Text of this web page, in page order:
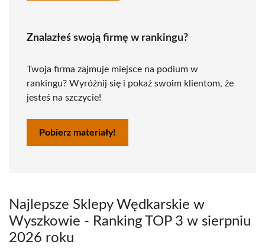
Znalazłeś swoją firmę w rankingu?
Twoja firma zajmuje miejsce na podium w
rankingu? Wyróżnij się i pokaż swoim klientom, że
jesteś na szczycie!
Pobierz materiały!
Najlepsze Sklepy Wędkarskie w
Wyszkowie - Ranking TOP 3 w sierpniu
2026 roku